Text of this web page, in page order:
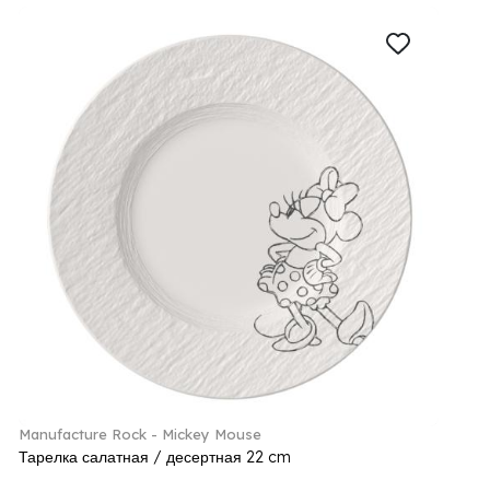
Manufacture Rock - Mickey Mouse
Тарелка салатная / десертная 22 cm